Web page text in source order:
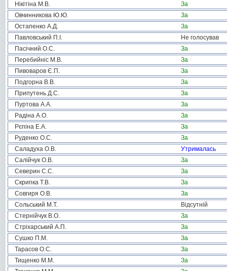
Нікітіна М.В.
За
Овчинникова Ю.Ю.
За
Остапенко А.Д.
За
Павловський П.І.
Не голосував
Пасічний О.С.
За
Перебийніс М.В.
За
Пивоваров Є.П.
За
Подгорна В.В.
За
Припутень Д.С.
За
Пуртова А.А.
За
Радіна А.О.
За
Рєпіна Е.А.
За
Руденко О.С.
За
Саладуха О.В.
Утрималась
Салійчук О.В.
За
Северин С.С.
За
Скрипка Т.В.
За
Совгиря О.В.
За
Сольський М.Т.
Відсутній
Стернійчук В.О.
За
Стріхарський А.П.
За
Сушко П.М.
За
Тарасов О.С.
За
Тищенко М.М.
За